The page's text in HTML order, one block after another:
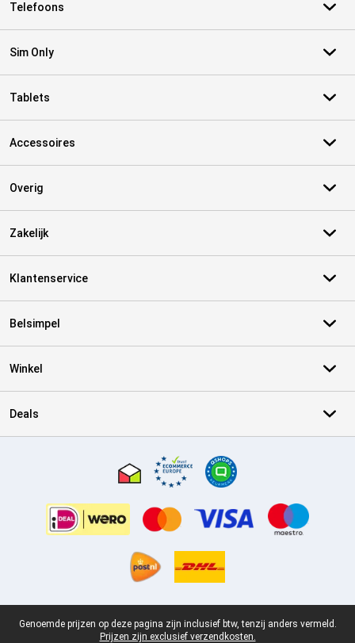
Telefoons
Sim Only
Tablets
Accessoires
Overig
Zakelijk
Klantenservice
Belsimpel
Winkel
Deals
Juridische voettekst
Genoemde prijzen op deze pagina zijn inclusief btw, tenzij anders vermeld.
Prijzen zijn exclusief verzendkosten.